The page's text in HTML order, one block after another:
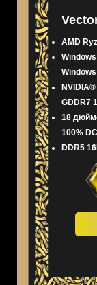
AMD
GDDR7
18
100%
DDR5